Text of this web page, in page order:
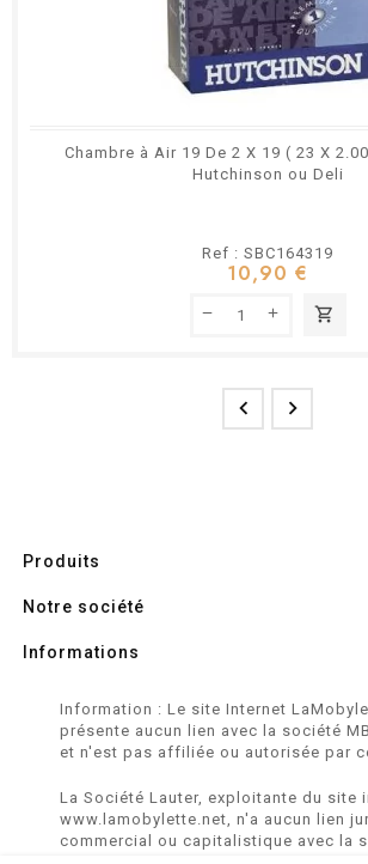
Chambre à Air 19 De 2 X 19 ( 23 X
Hutchinson ou Deli
Ref : SBC164319
10,90 €
shopping_cart
 
Produits
Notre société
Informations
Information : Le site Internet
présente aucun lien avec la société
et n'est pas affiliée ou autorisée par
La Société Lauter, exploitante du site
www.lamobylette.net, n'a aucun lien
commercial ou capitalistique avec la